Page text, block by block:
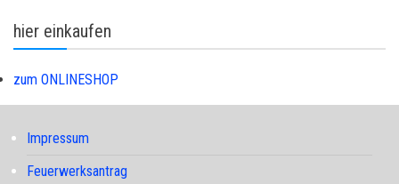
hier einkaufen
zum ONLINESHOP
Impressum
Feuerwerksantrag